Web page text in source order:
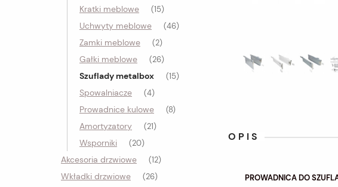
Kratki meblowe (15)
Uchwyty meblowe (46)
Zamki meblowe (2)
Gałki meblowe (26)
Szuflady metalbox (15)
Spowalniacze (4)
Prowadnice kulowe (8)
Amortyzatory (21)
Wsporniki (20)
Akcesoria drzwiowe (12)
Wkładki drzwiowe (26)
OPIS
PROWADNICA DO